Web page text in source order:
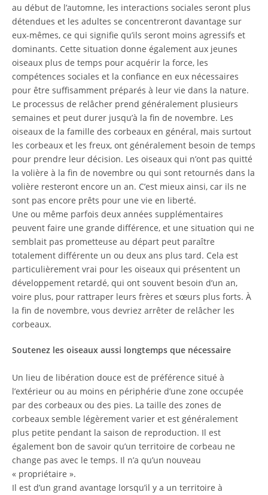
au début de l’automne, les interactions sociales seront plus
détendues et les adultes se concentreront davantage sur
eux-mêmes, ce qui signifie qu’ils seront moins agressifs et
dominants. Cette situation donne également aux jeunes
oiseaux plus de temps pour acquérir la force, les
compétences sociales et la confiance en eux nécessaires
pour être suffisamment préparés à leur vie dans la nature.
Le processus de relâcher prend généralement plusieurs
semaines et peut durer jusqu’à la fin de novembre. Les
oiseaux de la famille des corbeaux en général, mais surtout
les corbeaux et les freux, ont généralement besoin de temps
pour prendre leur décision. Les oiseaux qui n’ont pas quitté
la volière à la fin de novembre ou qui sont retournés dans la
volière resteront encore un an. C’est mieux ainsi, car ils ne
sont pas encore prêts pour une vie en liberté.
Une ou même parfois deux années supplémentaires
peuvent faire une grande différence, et une situation qui ne
semblait pas prometteuse au départ peut paraître
totalement différente un ou deux ans plus tard. Cela est
particulièrement vrai pour les oiseaux qui présentent un
développement retardé, qui ont souvent besoin d’un an,
voire plus, pour rattraper leurs frères et sœurs plus forts. À
la fin de novembre, vous devriez arrêter de relâcher les
corbeaux.
Soutenez les oiseaux aussi longtemps que nécessaire
Un lieu de libération douce est de préférence situé à
l’extérieur ou au moins en périphérie d’une zone occupée
par des corbeaux ou des pies. La taille des zones de
corbeaux semble légèrement varier et est généralement
plus petite pendant la saison de reproduction. Il est
également bon de savoir qu’un territoire de corbeau ne
change pas avec le temps. Il n’a qu’un nouveau
« propriétaire ».
Il est d’un grand avantage lorsqu’il y a un territoire à